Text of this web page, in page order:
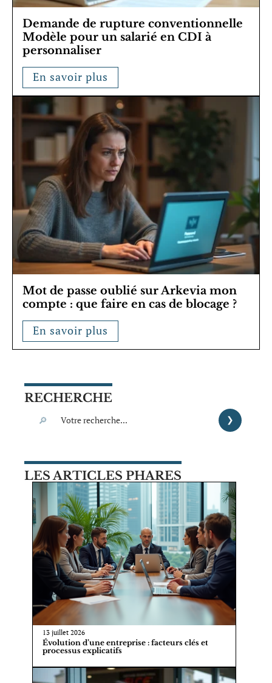
Demande de rupture conventionnelle
Modèle pour un salarié en CDI à
personnaliser
En savoir plus
Mot de passe oublié sur Arkevia mon
compte : que faire en cas de blocage ?
En savoir plus
RECHERCHE
LES ARTICLES PHARES
13 juillet 2026
Évolution d’une entreprise : facteurs clés et
processus explicatifs